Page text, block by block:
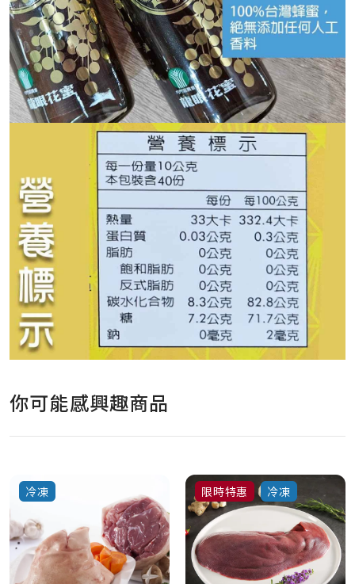
你可能感興趣商品
冷凍 限時特惠 冷凍